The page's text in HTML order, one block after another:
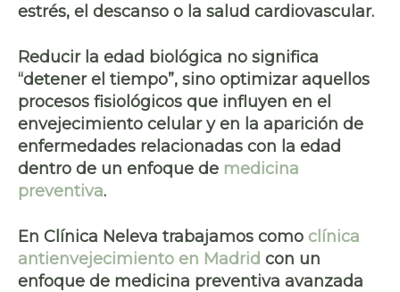
estrés, el descanso o la salud cardiovascular.
Reducir la edad biológica no significa
“detener el tiempo”, sino optimizar aquellos
procesos fisiológicos que influyen en el
envejecimiento celular y en la aparición de
enfermedades relacionadas con la edad
dentro de un enfoque de medicina
preventiva.
En Clínica Neleva trabajamos como clínica
antienvejecimiento en Madrid con un
enfoque de medicina preventiva avanzada